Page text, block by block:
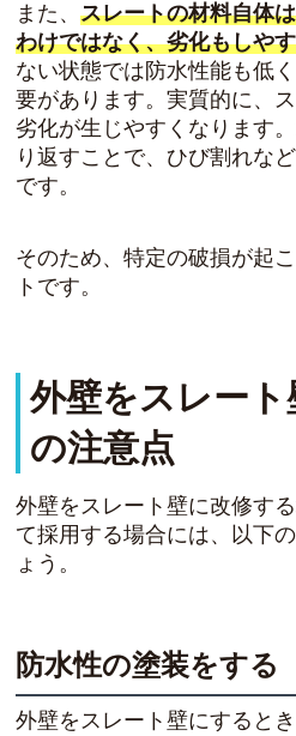
また、スレートの材料自体
わけではなく、劣化もしや
ない状態では防水性能も低
要があります。実質的に、
劣化が生じやすくなります
り返すことで、ひび割れな
です。
そのため、特定の破損が起
トです。
外壁をスレート
の注意点
外壁をスレート壁に改修す
て採用する場合には、以下
ょう。
防水性の塗装をする
外壁をスレート壁にすると